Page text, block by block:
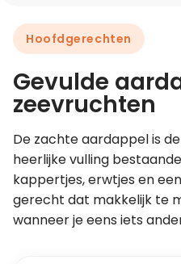
Hoofdgerechten
Gevulde
zeevruchten
De zachte aardappel is
heerlijke vulling
kappertjes, erwtjes en
gerecht dat makkelijk te
wanneer je eens iets